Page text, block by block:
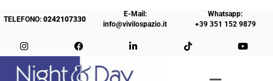
TELEFONO:0242107330
E-Mail:
info@vivilospazio.it
Whatsapp:
+39 351 152 9879